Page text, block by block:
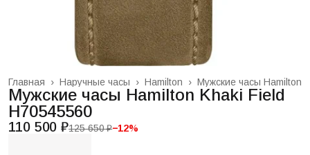
Мужские часы Hamilton
Hamilton ›
Наручные часы ›
Главная ›
Мужские часы Hamilton Khaki Field
H70545560
110 500 ₽125 650 ₽−12%